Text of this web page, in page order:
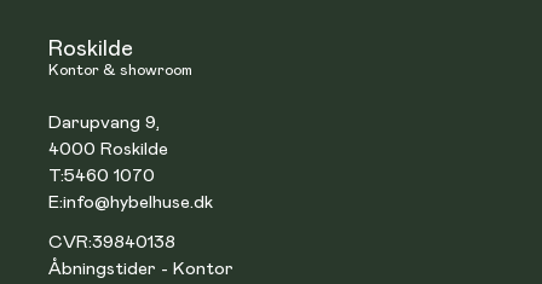
Roskilde
Kontor & showroom
Darupvang 9,
4000 Roskilde
T:5460 1070
E:info@hybelhuse.dk
CVR:39840138
Åbningstider - Kontor